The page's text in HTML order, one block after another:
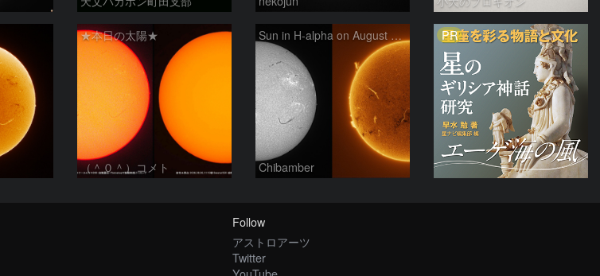
★本日の太陽★
（＾０＾）コメト
Sun in H-alpha on August 6, 2026
Chibamber
PR
Follow
アストロアーツ
Twitter